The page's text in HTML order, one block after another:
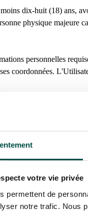
votre vie privée
permettent de
notre trafic. Nous
dix-huit (18) ans,
physique majeure
personnelles
coordonnées.
sanctions prévues
sites internet
(i)
certaines
préférences de